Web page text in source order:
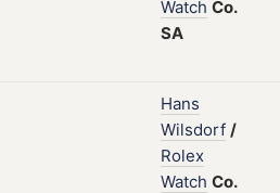
Watch Co.
SA
Hans
Wilsdorf /
Rolex
Watch Co.